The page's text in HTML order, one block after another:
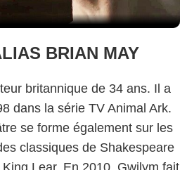
BRIAN MAY
britannique de 34 ans. Il a
dans la série TV Animal Ark.
se forme également sur les
classiques de Shakespeare
Lear. En 2010, Gwilym fait